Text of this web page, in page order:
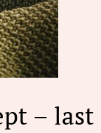
– last